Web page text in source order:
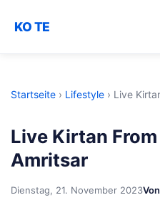
KO TE
Startseite › Lifestyle › Live
Live Kirtan
Amritsar
Dienstag, 21. November 2023